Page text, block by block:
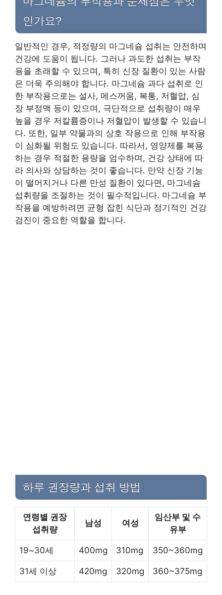
인가요?
일반적인 경우, 적정량의 마그네슘 섭취는 안전하며
건강에 도움이 됩니다. 그러나 과도한 섭취는 부작
용을 초래할 수 있으며, 특히 신장 질환이 있는 사람
은 더욱 주의해야 합니다. 마그네슘 과다 섭취로 인
한 부작용으로는 설사, 메스꺼움, 복통, 저혈압, 심
장 부정맥 등이 있으며, 극단적으로 섭취량이 매우
높을 경우 저칼륨증이나 저혈압이 발생할 수 있습니
다. 또한, 일부 약물과의 상호 작용으로 인해 부작용
이 심화될 위험도 있습니다. 따라서, 영양제를 복용
하는 경우 적절한 용량을 엄수하며, 건강 상태에 따
라 의사와 상담하는 것이 좋습니다. 만약 신장 기능
이 떨어지거나 다른 만성 질환이 있다면, 마그네슘
섭취량을 조절하는 것이 필수적입니다. 마그네슘 부
작용을 예방하려면 균형 잡힌 식단과 정기적인 건강
검진이 중요한 역할을 합니다.
하루 권장량과 섭취 방법
연령별 권장
섭취량
남성 여성
임산부 및 수
유부
19~30세 400mg 310mg 350~360mg
31세 이상 420mg 320mg 360~375mg